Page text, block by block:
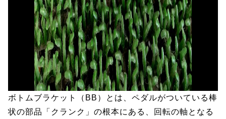
ボトムブラケット（BB）とは、ペダルがついている棒
状の部品「クランク」の根本にある、回転の軸となる